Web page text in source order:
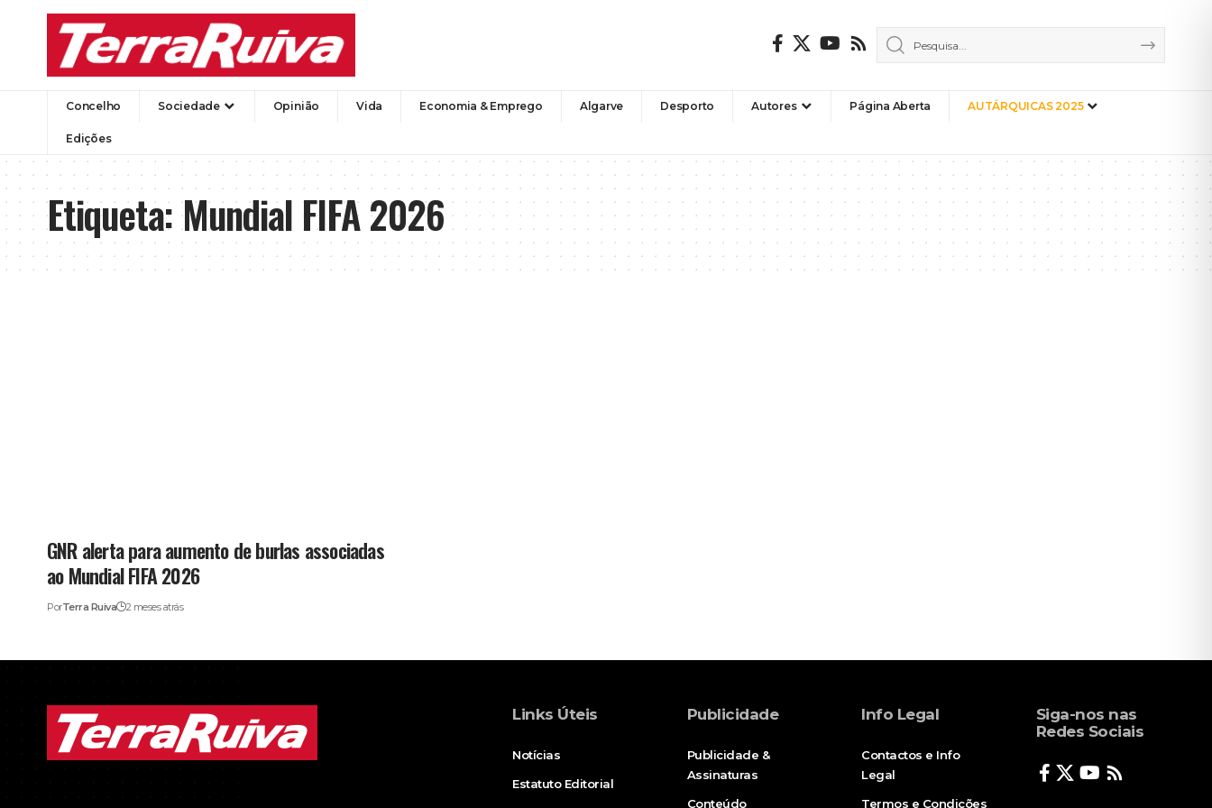
Concelho Sociedade Opinião Vida Economia & Emprego Algarve Desporto Autores Página Aberta AUTÁRQUICAS 2025
Edições
Etiqueta:Mundial FIFA 2026
GNR alerta para aumento de burlas associadas
ao Mundial FIFA 2026
PorTerra Ruiva 2 meses atrás
Links Úteis
Notícias
Estatuto Editorial
Publicidade
Publicidade &
Assinaturas
Conteúdo
Info Legal
Contactos e Info
Legal
Termos e Condições
Siga-nos nas
Redes Sociais